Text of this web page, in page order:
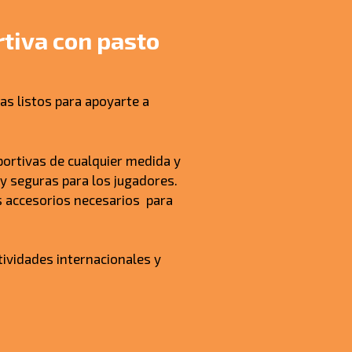
con pasto
listos para apoyarte a
de cualquier medida y
seguras para los jugadores.
necesarios para
internacionales y